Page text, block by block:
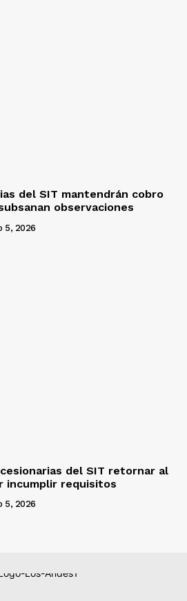
del SIT mantendrán cobro
observaciones
5, 2026
del SIT retornar al
incumplir requisitos
5, 2026